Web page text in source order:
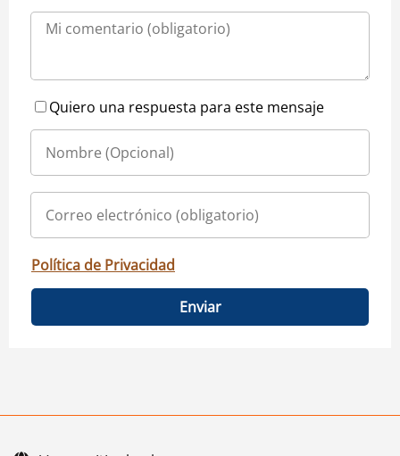
Quiero una respuesta para este mensaje
Política de Privacidad
Enviar